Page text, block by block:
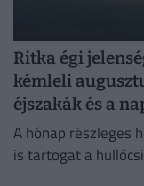
Ritka égi
kémleli
éjszakák és a
A hónap részleges
is tartogat a